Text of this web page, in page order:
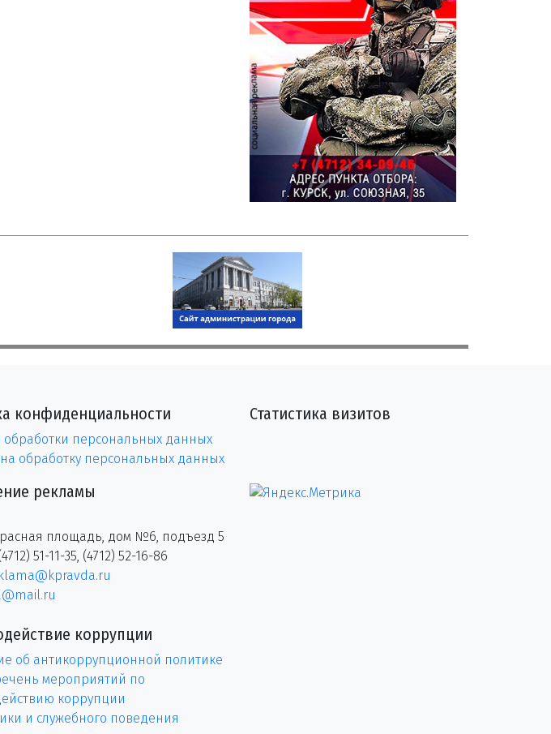
конфиденциальности
обработки персональных данных
на обработку персональных данных
рекламы
площадь, дом №6, подъезд 5
51-11-35, (4712) 52-16-86
коррупции
об антикоррупционной политике
мероприятий по
коррупции
и служебного поведения
Статистика визитов